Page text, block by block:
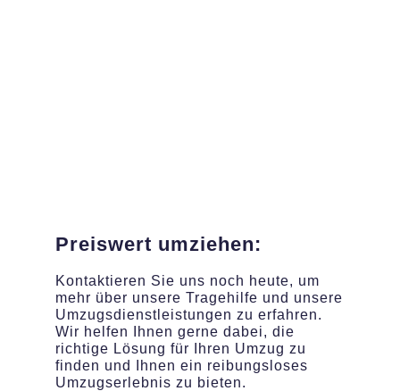
Preiswert umziehen:
Kontaktieren Sie uns noch heute, um
mehr über unsere Tragehilfe und unsere
Umzugsdienstleistungen zu erfahren.
Wir helfen Ihnen gerne dabei, die
richtige Lösung für Ihren Umzug zu
finden und Ihnen ein reibungsloses
Umzugserlebnis zu bieten.